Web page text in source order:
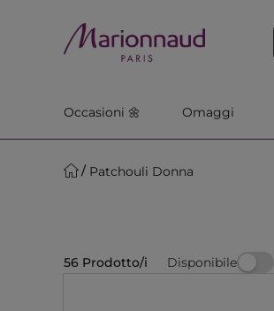
Occasioni 🌼 Omaggi
Patchouli Donna
56 Prodotto/i Disponibile